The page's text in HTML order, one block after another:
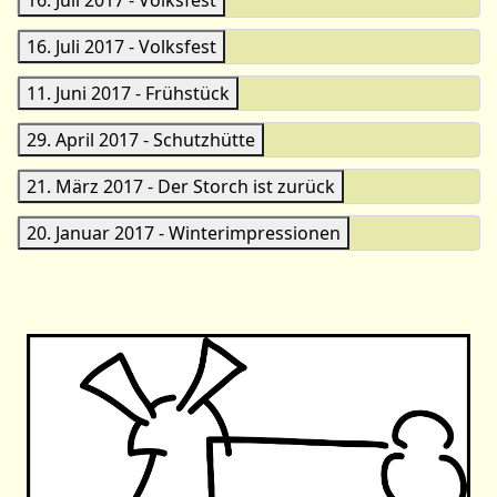
16. Juli 2017 - Volksfest
11. Juni 2017 - Frühstück
29. April 2017 - Schutzhütte
21. März 2017 - Der Storch ist zurück
20. Januar 2017 - Winterimpressionen